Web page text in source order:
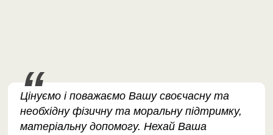
Цінуємо і поважаємо Вашу своєчасну та
необхідну фізичну та моральну підтримку,
матеріальну допомогу. Нехай Ваша